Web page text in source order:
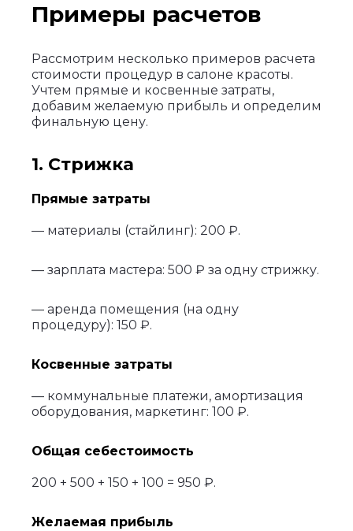
Примеры расчетов
Рассмотрим несколько примеров расчета
стоимости процедур в салоне красоты.
Учтем прямые и косвенные затраты,
добавим желаемую прибыль и определим
финальную цену.
1. Стрижка
Прямые затраты
— материалы (стайлинг): 200 ₽.
— зарплата мастера: 500 ₽ за одну стрижку.
— аренда помещения (на одну
процедуру): 150 ₽.
Косвенные затраты
— коммунальные платежи, амортизация
оборудования, маркетинг: 100 ₽.
Общая себестоимость
200 + 500 + 150 + 100 = 950 ₽.
Желаемая прибыль